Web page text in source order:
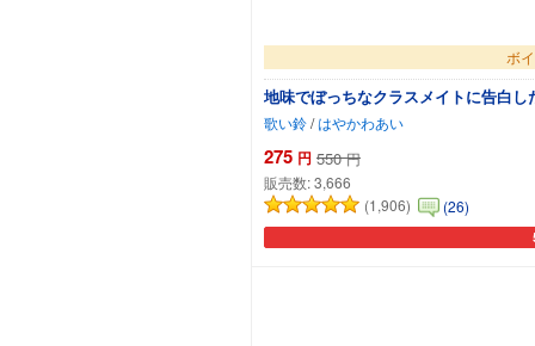
ボ
地味でぼっちなクラスメイトに告白
歌い鈴/はやかわあい
275 円 550 円
販売数:3,666
(1,906)
(26)